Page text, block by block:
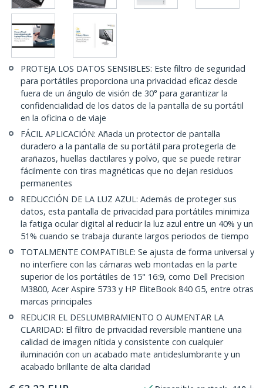
PROTEJA LOS DATOS SENSIBLES: Este filtro de seguridad
para portátiles proporciona una privacidad eficaz desde
fuera de un ángulo de visión de 30° para garantizar la
confidencialidad de los datos de la pantalla de su portátil
en la oficina o de viaje
FÁCIL APLICACIÓN: Añada un protector de pantalla
duradero a la pantalla de su portátil para protegerla de
arañazos, huellas dactilares y polvo, que se puede retirar
fácilmente con tiras magnéticas que no dejan residuos
permanentes
REDUCCIÓN DE LA LUZ AZUL: Además de proteger sus
datos, esta pantalla de privacidad para portátiles minimiza
la fatiga ocular digital al reducir la luz azul entre un 40% y un
51% cuando se trabaja durante largos periodos de tiempo
TOTALMENTE COMPATIBLE: Se ajusta de forma universal y
no interfiere con las cámaras web montadas en la parte
superior de los portátiles de 15" 16:9, como Dell Precision
M3800, Acer Aspire 5733 y HP EliteBook 840 G5, entre otras
marcas principales
REDUCIR EL DESLUMBRAMIENTO O AUMENTAR LA
CLARIDAD: El filtro de privacidad reversible mantiene una
calidad de imagen nítida y consistente con cualquier
iluminación con un acabado mate antideslumbrante y un
acabado brillante de alta claridad